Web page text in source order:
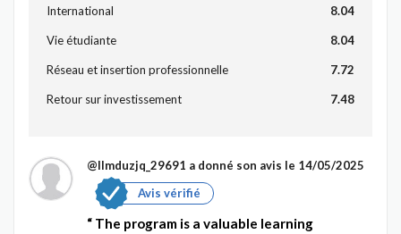
International 8.04
Vie étudiante 8.04
Réseau et insertion professionnelle 7.72
Retour sur investissement 7.48
@Ilmduzjq_29691 a donné son avis le 14/05/2025
Avis vérifié
The program is a valuable learning